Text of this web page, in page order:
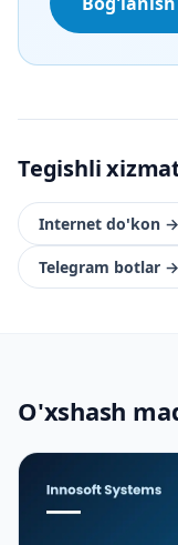
Tegishli
Internet do'kon →
Telegram botlar →
O'xshash